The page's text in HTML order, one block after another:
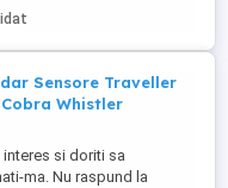
Sensore Traveller
Whistler
si doriti sa
ma. Nu raspund la